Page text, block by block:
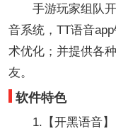
手游玩家组队开
音系统，TT语音
术优化；并提供各
友。
软件特色
1.【开黑语音】